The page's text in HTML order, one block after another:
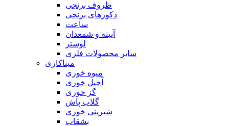
ظروف برنجی
دکورهای برنجی
ساعت
آیینه و شمعدان
لوستر
سایر محصولات فلزی
میناکاری
میوه خوری
آجیل خوری
گز خوری
گلاب پاش
شیرینی خوری
بشقاب